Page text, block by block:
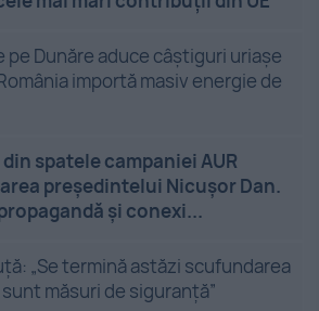
pe Dunăre aduce câștiguri uriașe
importă masiv energie de
spatele campaniei AUR
președintelui Nicușor Dan.
și conexi...
„Se termină astăzi scufundarea
măsuri de siguranţă”